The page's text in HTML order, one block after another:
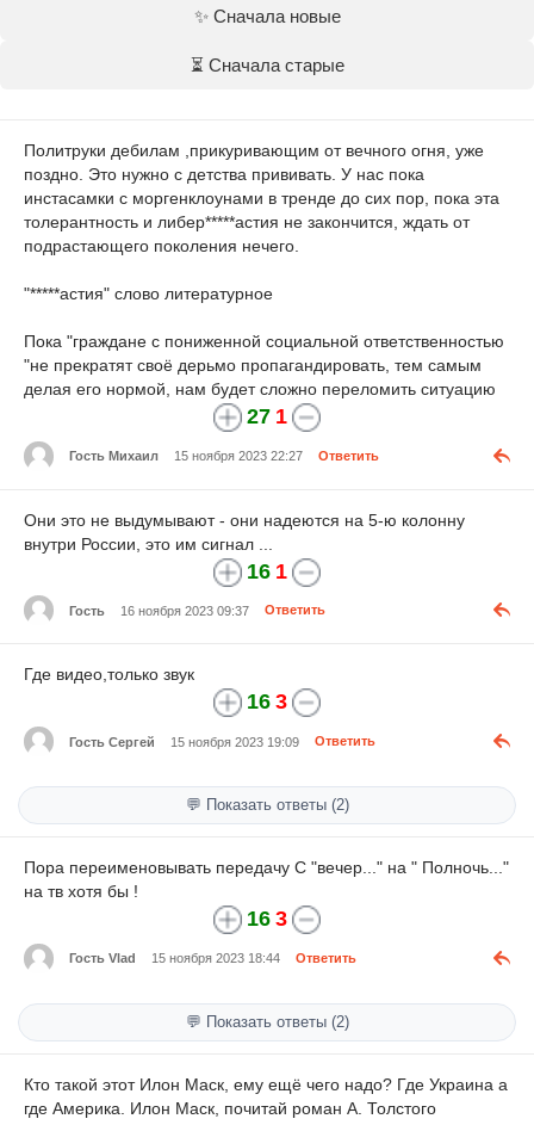
✨ Сначала новые
⏳ Сначала старые
Политруки дебилам ,прикуривающим от вечного огня, уже
поздно. Это нужно с детства прививать. У нас пока
инстасамки с моргенклоунами в тренде до сих пор, пока эта
толерантность и либер*****астия не закончится, ждать от
подрастающего поколения нечего.
"*****астия" слово литературное
Пока "граждане с пониженной социальной ответственностью
"не прекратят своё дерьмо пропагандировать, тем самым
делая его нормой, нам будет сложно переломить ситуацию
27 1
Гость Михаил 15 ноября 2023 22:27 Ответить
Они это не выдумывают - они надеются на 5-ю колонну
внутри России, это им сигнал ...
16 1
Гость 16 ноября 2023 09:37 Ответить
Где видео,только звук
16 3
Гость Сергей 15 ноября 2023 19:09 Ответить
💬 Показать ответы (2)
Пора переименовывать передачу С "вечер..." на " Полночь..."
на тв хотя бы !
16 3
Гость Vlad 15 ноября 2023 18:44 Ответить
💬 Показать ответы (2)
Кто такой этот Илон Маск, ему ещё чего надо? Где Украина а
где Америка. Илон Маск, почитай роман А. Толстого